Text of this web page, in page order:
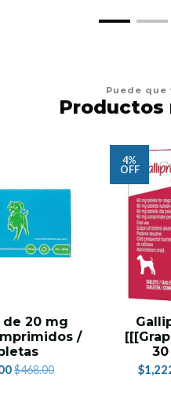
Puede
Productos
de 20 mg
/
$468.00
4%
OFF